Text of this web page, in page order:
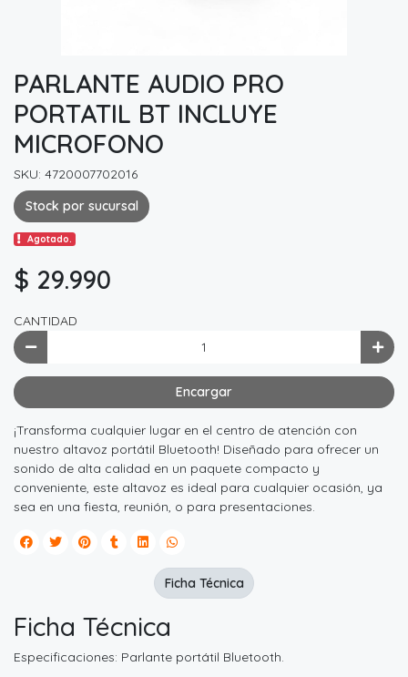
PARLANTE AUDIO PRO
PORTATIL BT INCLUYE
MICROFONO
SKU: 4720007702016
Stock por sucursal
Agotado.
$ 29.990
CANTIDAD
Encargar
¡Transforma cualquier lugar en el centro de atención con
nuestro altavoz portátil Bluetooth! Diseñado para ofrecer un
sonido de alta calidad en un paquete compacto y
conveniente, este altavoz es ideal para cualquier ocasión, ya
sea en una fiesta, reunión, o para presentaciones.
Ficha Técnica
Especificaciones: Parlante portátil Bluetooth.
Ficha Técnica